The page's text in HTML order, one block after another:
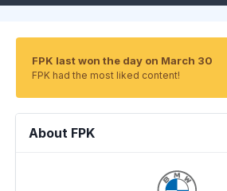
FPK last won the day on March 30
FPK had the most liked content!
About FPK